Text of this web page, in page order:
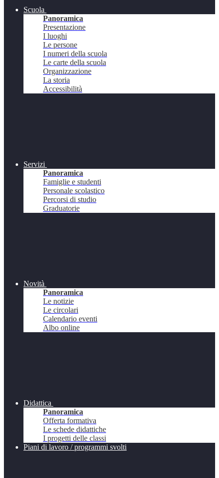
Scuola
Panoramica
Presentazione
I luoghi
Le persone
I numeri della scuola
Le carte della scuola
Organizzazione
La storia
Accessibilità
Servizi
Panoramica
Famiglie e studenti
Personale scolastico
Percorsi di studio
Graduatorie
Novità
Panoramica
Le notizie
Le circolari
Calendario eventi
Albo online
Didattica
Panoramica
Offerta formativa
Le schede didattiche
I progetti delle classi
Piani di lavoro / programmi svolti